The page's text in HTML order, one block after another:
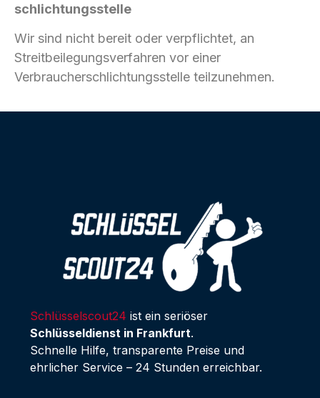
schlichtungs­stelle
Wir sind nicht bereit oder verpflichtet, an
Streitbeilegungsverfahren vor einer
Verbraucherschlichtungsstelle teilzunehmen.
Schlüsselscout24 ist ein seriöser
Schlüsseldienst in Frankfurt.
Schnelle Hilfe, transparente Preise und
ehrlicher Service – 24 Stunden erreichbar.